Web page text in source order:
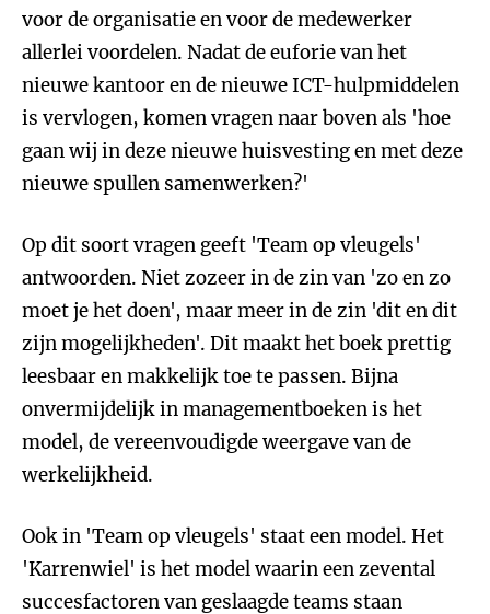
voor de organisatie en voor de medewerker
allerlei voordelen. Nadat de euforie van het
nieuwe kantoor en de nieuwe ICT-hulpmiddelen
is vervlogen, komen vragen naar boven als 'hoe
gaan wij in deze nieuwe huisvesting en met deze
nieuwe spullen samenwerken?'
Op dit soort vragen geeft 'Team op vleugels'
antwoorden. Niet zozeer in de zin van 'zo en zo
moet je het doen', maar meer in de zin 'dit en dit
zijn mogelijkheden'. Dit maakt het boek prettig
leesbaar en makkelijk toe te passen. Bijna
onvermijdelijk in managementboeken is het
model, de vereenvoudigde weergave van de
werkelijkheid.
Ook in 'Team op vleugels' staat een model. Het
'Karrenwiel' is het model waarin een zevental
succesfactoren van geslaagde teams staan